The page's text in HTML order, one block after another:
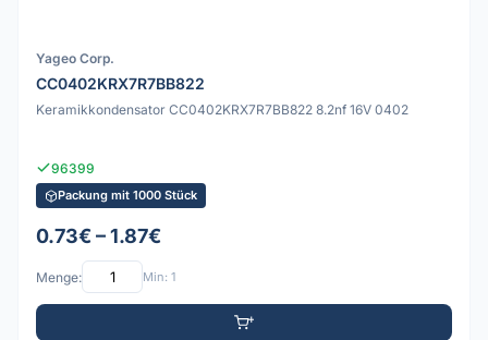
Yageo Corp.
CC0402KRX7R7BB822
Keramikkondensator CC0402KRX7R7BB822 8.2nf 16V 0402
96399
Packung mit 1000 Stück
0.73€ – 1.87€
Menge: Min: 1